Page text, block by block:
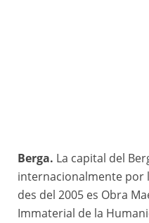
Berga. La capital del
internacionalmente por
des del 2005 es Obra
Immaterial de la